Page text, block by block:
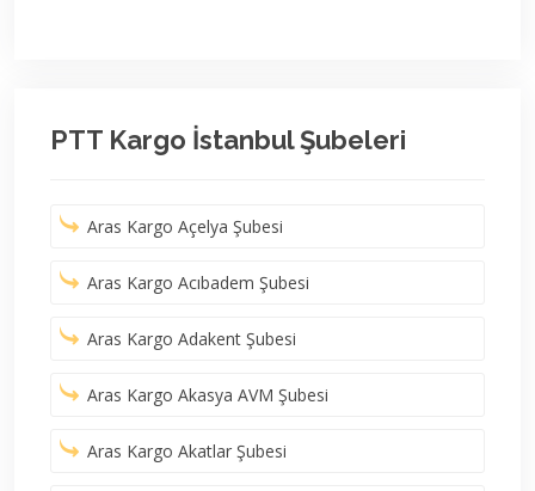
PTT Kargo İstanbul Şubeleri
Aras Kargo Açelya Şubesi
Aras Kargo Acıbadem Şubesi
Aras Kargo Adakent Şubesi
Aras Kargo Akasya AVM Şubesi
Aras Kargo Akatlar Şubesi